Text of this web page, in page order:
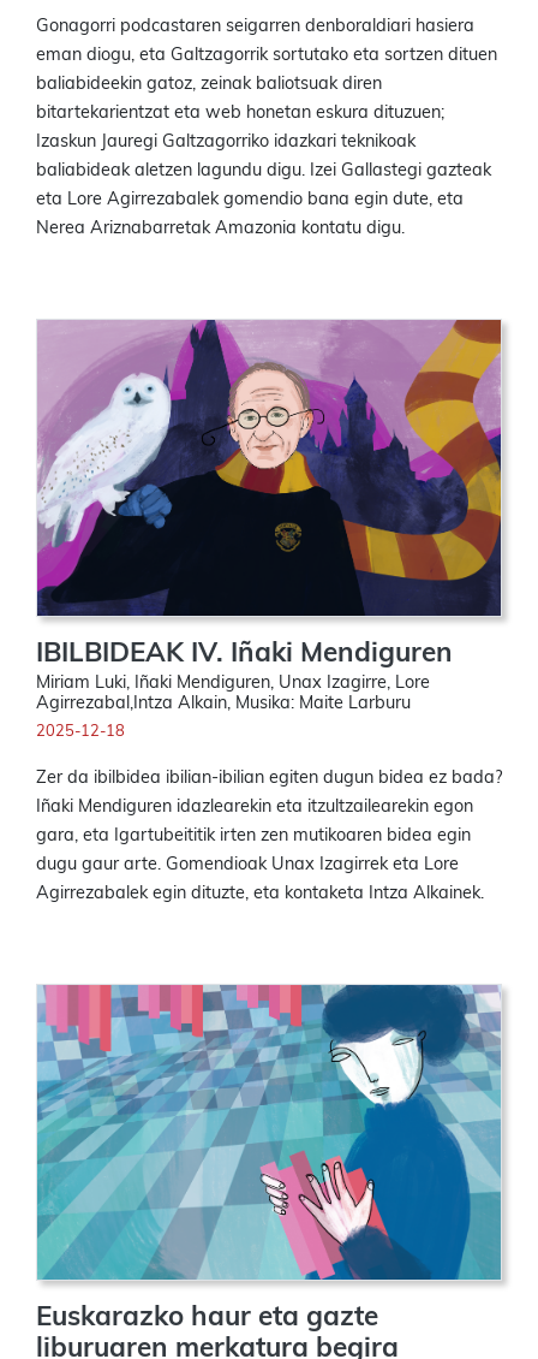
Gonagorri podcastaren seigarren denboraldiari hasiera
eman diogu, eta Galtzagorrik sortutako eta sortzen dituen
baliabideekin gatoz, zeinak baliotsuak diren
bitartekarientzat eta web honetan eskura dituzuen;
Izaskun Jauregi Galtzagorriko idazkari teknikoak
baliabideak aletzen lagundu digu. Izei Gallastegi gazteak
eta Lore Agirrezabalek gomendio bana egin dute, eta
Nerea Ariznabarretak Amazonia kontatu digu.
IBILBIDEAK IV. Iñaki Mendiguren
Miriam Luki, Iñaki Mendiguren, Unax Izagirre, Lore
Agirrezabal,Intza Alkain, Musika: Maite Larburu
2025-12-18
Zer da ibilbidea ibilian-ibilian egiten dugun bidea ez bada?
Iñaki Mendiguren idazlearekin eta itzultzailearekin egon
gara, eta Igartubeititik irten zen mutikoaren bidea egin
dugu gaur arte. Gomendioak Unax Izagirrek eta Lore
Agirrezabalek egin dituzte, eta kontaketa Intza Alkainek.
Euskarazko haur eta gazte
liburuaren merkatura begira